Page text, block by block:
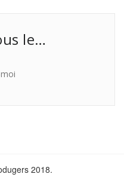
le…
2018.